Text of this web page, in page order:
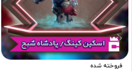
فروخته شده